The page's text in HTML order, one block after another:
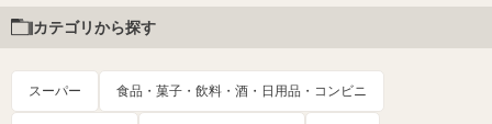
カテゴリから探す
スーパー 食品・菓子・飲料・酒・日用品・コンビニ